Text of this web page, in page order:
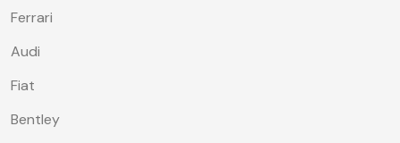
Ferrari
Audi
Fiat
Bentley